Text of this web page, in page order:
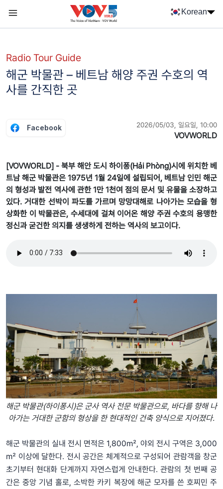
Korean
Radio Tour Guide
해군 박물관 – 베트남 해양 주권 수호의 역
사를 간직한 곳
Facebook 2026/05/03, 일요일, 10:00
VOVWORLD
[VOVWORLD] - 북부 해안 도시 하이퐁(Hải Phòng)시에 위치한 베
트남 해군 박물관은 1975년 1월 24일에 설립되어, 베트남 인민 해군
의 형성과 발전 역사에 관한 1만 1천여 점의 문서 및 유물을 소장하고
있다. 거대한 선박이 파도를 가르며 망망대해로 나아가는 모습을 형
상화한 이 박물관은, 수세대에 걸쳐 이어온 해양 주권 수호의 용맹한
정신과 굳건한 의지를 생생하게 전하는 역사의 보고이다.
해군 박물관(하이퐁시)은 군사 역사 전문 박물관으로, 바다를 향해 나
아가는 거대한 군함의 형상을 한 현대적인 건축 양식으로 지어졌다.
해군 박물관의 실내 전시 면적은 1,800㎡, 야외 전시 구역은 3,000
㎡ 이상에 달한다. 전시 공간은 체계적으로 구성되어 관람객을 창군
초기부터 현대화 단계까지 자연스럽게 안내한다. 관람의 첫 번째 공
간은 중앙 기념 홀로, 소박한 카키 복장에 해군 모자를 쓴 호찌민 주